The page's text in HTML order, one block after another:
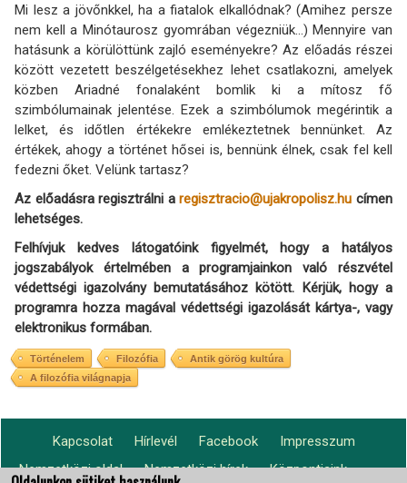
Mi lesz a jövőnkkel, ha a fiatalok elkallódnak? (Amihez persze
nem kell a Minótaurosz gyomrában végezniük...) Mennyire van
hatásunk a körülöttünk zajló eseményekre? Az előadás részei
között vezetett beszélgetésekhez lehet csatlakozni, amelyek
közben Ariadné fonalaként bomlik ki a mítosz fő
szimbólumainak jelentése. Ezek a szimbólumok megérintik a
lelket, és időtlen értékekre emlékeztetnek bennünket. Az
értékek, ahogy a történet hősei is, bennünk élnek, csak fel kell
fedezni őket. Velünk tartasz?
Az előadásra regisztrálni aregisztracio@ujakropolisz.hu címen
lehetséges.
Felhívjuk kedves látogatóink figyelmét, hogy a hatályos
jogszabályok értelmében a programjainkon való részvétel
védettségi igazolvány bemutatásához kötött. Kérjük, hogy a
programra hozza magával védettségi igazolását kártya-, vagy
elektronikus formában.
Történelem Filozófia
Antik görög kultúra
A filozófia világnapja
Footer
Kapcsolat Hírlevél Facebook Impresszum
Nemzetközi oldal Nemzetközi hírek
Központjaink